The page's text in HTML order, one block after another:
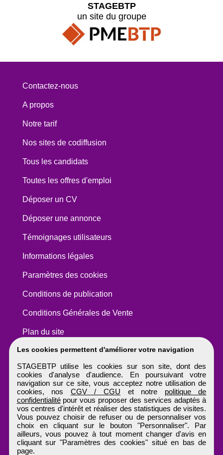
Les cookies permettent d'améliorer votre navigation
STAGEBTP utilise les cookies sur son site, dont des
cookies d'analyse d'audience. En poursuivant votre
navigation sur ce site, vous acceptez notre utilisation de
cookies, nos CGV / CGU et notre politique de
confidentialitépour vous proposer des services adaptés à
vos centres d'intérêt et réaliser des statistiques de visites.
Vous pouvez choisir de refuser ou de personnaliser vos
choix en cliquant sur le bouton "Personnaliser". Par
ailleurs, vous pouvez à tout moment changer d'avis en
cliquant sur "Paramètres des cookies" situé en bas de
page.
STAGEBTP
un site du groupe
Contactez-nous
A propos
Notre tarif
Nos sites de codiffusion
Tous les candidats
Toutes les offres d'emploi
Déposer un CV
Déposer une annonce
Témoignages utilisateurs
Informations légales
Paramètres des cookies
Conditions de publication
Conditions Générales de Vente
Plan du site